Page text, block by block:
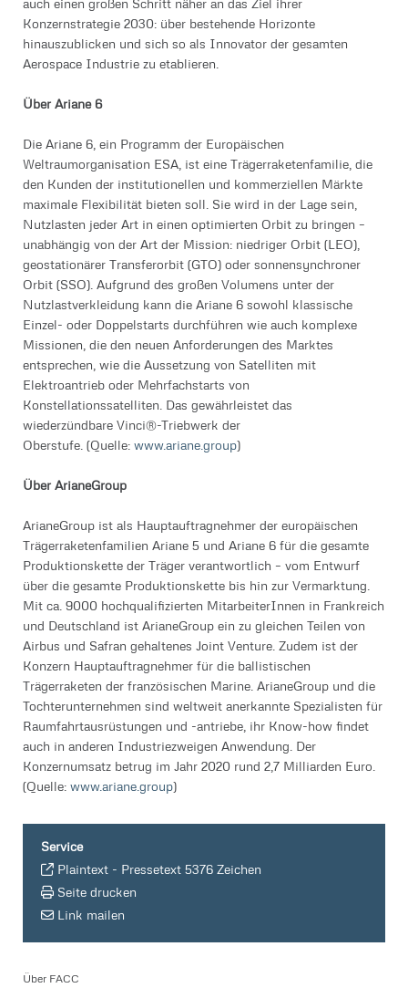
Konzernstrategie 2030: über bestehende Horizonte
hinauszublicken und sich so als Innovator der gesamten
Aerospace Industrie zu etablieren.
Über Ariane 6
Die Ariane 6, ein Programm der Europäischen
Weltraumorganisation ESA, ist eine Trägerraketenfamilie, die
den Kunden der institutionellen und kommerziellen Märkte
maximale Flexibilität bieten soll. Sie wird in der Lage sein,
Nutzlasten jeder Art in einen optimierten Orbit zu bringen –
unabhängig von der Art der Mission: niedriger Orbit (LEO),
geostationärer Transferorbit (GTO) oder sonnensynchroner
Orbit (SSO). Aufgrund des großen Volumens unter der
Nutzlastverkleidung kann die Ariane 6 sowohl klassische
Einzel- oder Doppelstarts durchführen wie auch komplexe
Missionen, die den neuen Anforderungen des Marktes
entsprechen, wie die Aussetzung von Satelliten mit
Elektroantrieb oder Mehrfachstarts von
Konstellationssatelliten. Das gewährleistet das
wiederzündbare Vinci®-Triebwerk der
Oberstufe. (Quelle: www.ariane.group)
Über ArianeGroup
ArianeGroup ist als Hauptauftragnehmer der europäischen
Trägerraketenfamilien Ariane 5 und Ariane 6 für die gesamte
Produktionskette der Träger verantwortlich – vom Entwurf
über die gesamte Produktionskette bis hin zur Vermarktung.
Mit ca. 9000 hochqualifizierten MitarbeiterInnen in Frankreich
und Deutschland ist ArianeGroup ein zu gleichen Teilen von
Airbus und Safran gehaltenes Joint Venture. Zudem ist der
Konzern Hauptauftragnehmer für die ballistischen
Trägerraketen der französischen Marine. ArianeGroup und die
Tochterunternehmen sind weltweit anerkannte Spezialisten für
Raumfahrtausrüstungen und -antriebe, ihr Know-how findet
auch in anderen Industriezweigen Anwendung. Der
Konzernumsatz betrug im Jahr 2020 rund 2,7 Milliarden Euro.
(Quelle: www.ariane.group)
Service
Plaintext - Pressetext 5376 Zeichen
Seite drucken
Link mailen
Über FACC